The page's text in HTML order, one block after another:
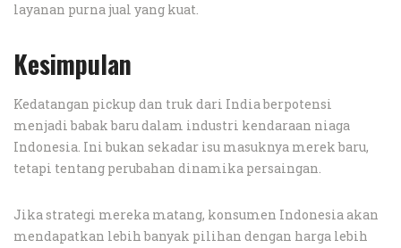
layanan purna jual yang kuat.
Kesimpulan
Kedatangan pickup dan truk dari India berpotensi
menjadi babak baru dalam industri kendaraan niaga
Indonesia. Ini bukan sekadar isu masuknya merek baru,
tetapi tentang perubahan dinamika persaingan.
Jika strategi mereka matang, konsumen Indonesia akan
mendapatkan lebih banyak pilihan dengan harga lebih